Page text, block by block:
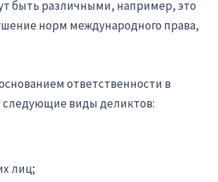
быть различными, например, это
норм международного права,
ответственности в
следующие виды деликтов:
лиц;